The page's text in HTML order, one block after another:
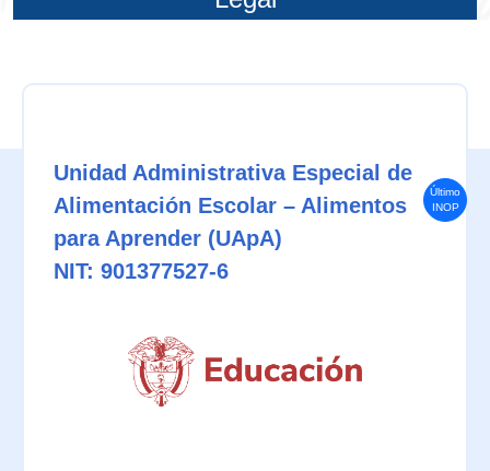
Último
INOP
Unidad Administrativa Especial de
Alimentación Escolar – Alimentos
para Aprender (UApA)
NIT: 901377527-6